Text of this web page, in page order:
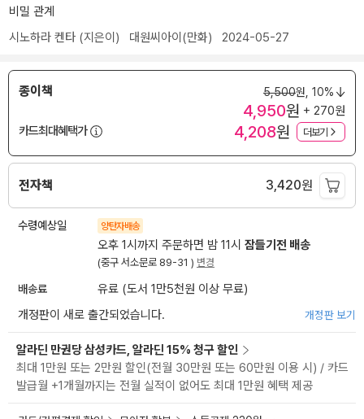
비밀 관계
시노하라 켄타 (지은이) 대원씨아이(만화) 2024-05-27
종이책 5,500원, 10%
4,950원 + 270원
카드최대혜택가
4,208원 더보기
전자책 3,420원
수령예상일 양탄자배송
오후 1시까지 주문하면 밤 11시 잠들기전 배송
(중구 서소문로 89-31 ) 변경
배송료
유료 (도서 1만5천원 이상 무료)
개정판이 새로 출간되었습니다.
개정판 보기
알라딘 만권당 삼성카드, 알라딘 15% 청구 할인
최대 1만원 또는 2만원 할인(전월 30만원 또는 60만원 이용 시) / 카드
발급월 +1개월까지는 전월 실적이 없어도 최대 1만원 혜택 제공